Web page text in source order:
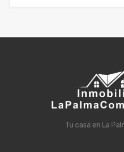
Tu casa en La